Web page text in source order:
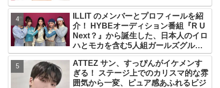
ILLIT のメンバーとプロフィールを紹
介！ HYBEオーディション番組『R U
Next？』から誕生した、日本人のイロ
ハとモカを含む5人組ガールズグルー
プ！ デビュー曲「Magnetic」がいき
なりの大ヒット
ATTEZ サン、すっぴんがイケメンす
ぎる！ ステージ上でのカリスマ的な雰
囲気から一変、ピュア感あふれるビジ